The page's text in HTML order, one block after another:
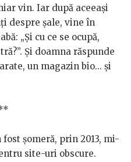
vin. Iar după aceeași
despre șale, vine în
„Și cu ce se ocupă,
Și doamna răspunde
un magazin bio... și
șomeră, prin 2013, mi-
site-uri obscure.